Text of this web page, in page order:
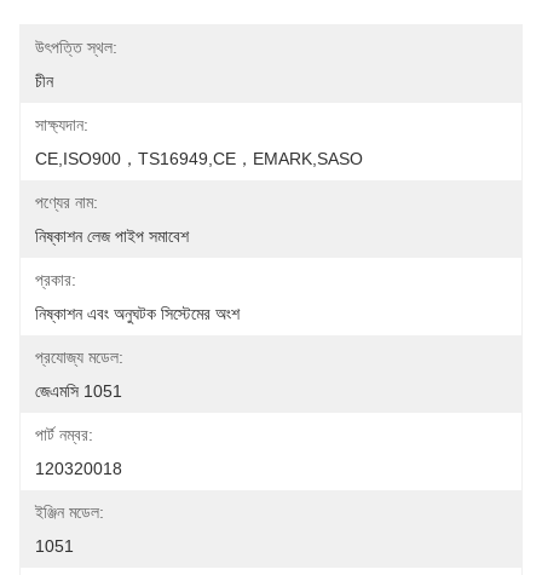
উৎপত্তি স্থল:
চীন
সাক্ষ্যদান:
CE,ISO900，TS16949,CE，EMARK,SASO
পণ্যের নাম:
নিষ্কাশন লেজ পাইপ সমাবেশ
প্রকার:
নিষ্কাশন এবং অনুঘটক সিস্টেমের অংশ
প্রযোজ্য মডেল:
জেএমসি 1051
পার্ট নম্বর:
120320018
ইঞ্জিন মডেল:
1051